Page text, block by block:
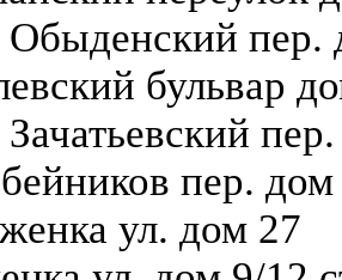
пер.
бульвар
пер.
ул. дом 27